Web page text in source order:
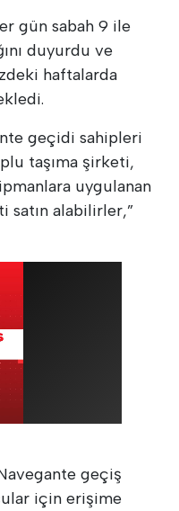
gün sabah 9 ile
duyurdu ve
haftalarda
geçidi sahipleri
taşıma şirketi,
uygulanan
alabilirler,”
geçiş
için erişime